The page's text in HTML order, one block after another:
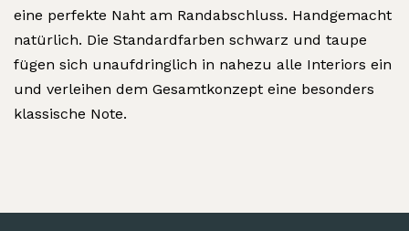
eine perfekte Naht am Randabschluss. Handgemacht
natürlich. Die Standardfarben schwarz und taupe
fügen sich unaufdringlich in nahezu alle Interiors ein
und verleihen dem Gesamtkonzept eine besonders
klassische Note.